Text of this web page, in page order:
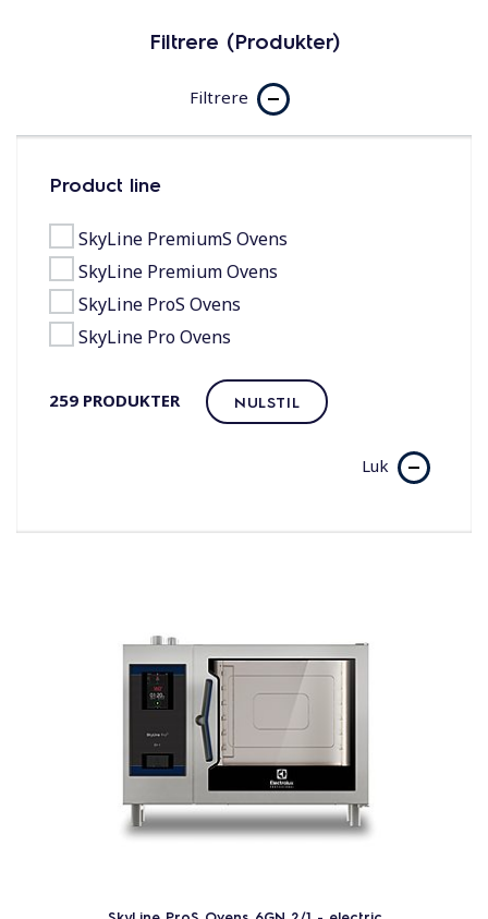
Filtrere (Produkter)
Filtrere
Product line
SkyLine PremiumS Ovens
SkyLine Premium Ovens
SkyLine ProS Ovens
SkyLine Pro Ovens
259 PRODUKTER NULSTIL
Luk